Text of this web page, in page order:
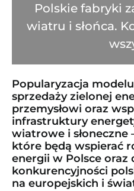
Polskie fabryki
wiatru i słońca.
Popularyzacja
sprzedaży zielonej
przemysłowi oraz
infrastruktury
wiatrowe i słoneczne
które będą wspierać
energii w Polsce oraz
konkurencyjności
na europejskich i